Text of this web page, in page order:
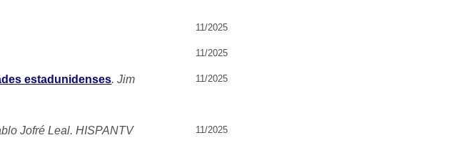
11/2025
11/2025
estadunidenses. Jim
11/2025
Jofré Leal. HISPANTV 11/2025